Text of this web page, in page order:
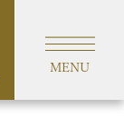
MENU